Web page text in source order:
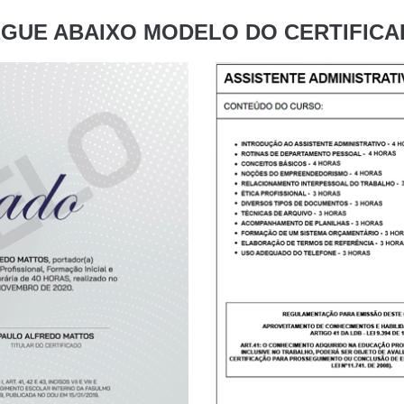
ABAIXO MODELO DO